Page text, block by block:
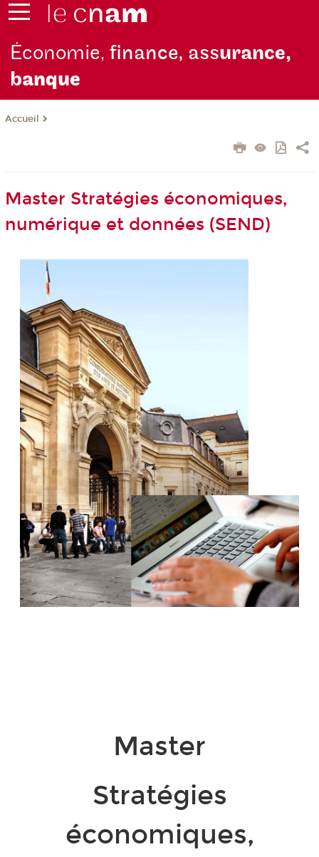
Économie,finance, assurance,
banque
Accueil
Master Stratégies économiques,
numérique et données (SEND)
Master
Stratégies
économiques,